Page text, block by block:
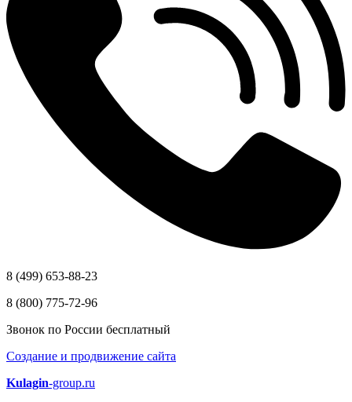
8 (499) 653-88-23
8 (800) 775-72-96
Звонок по России бесплатный
Создание и продвижение сайта
Kulagin-group.ru